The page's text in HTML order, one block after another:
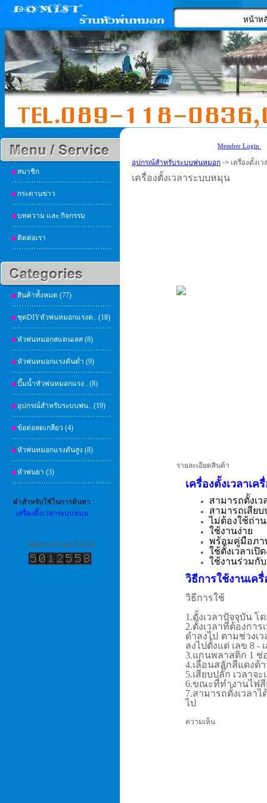
หน้าห
สมาชิก
กระดานข่าว
บทความ และ กิจกรรม
ติดต่อเรา
สินค้าทั้งหมด (77)
ชุดDIYหัวพ่นหมอกแรงด.. (18)
หัวพ่นหมอกสแตนเลส (8)
หัวพ่นหมอกแรงดันต่ำ (9)
ปั๊มน้ำหัวพ่นหมอกแรง.. (8)
อุปกรณ์สำหรับระบบพ่น.. (19)
ข้อต่อลดเกลียว (4)
หัวพ่นหมอกแรงดันสูง (8)
หัวพ่นยา (3)
คำสำหรับใช้ในการค้นหา :
เครื่องตั้งเวลาระบบหมุน
สถิติคนเข้าชมเว็บไซต์
Member Login
อุปกรณ์สำหรับระบบพ่นหมอก -> เครื่องตั้งเ
เครื่องตั้งเวลาระบบหมุน
รายละเอียดสินค้า
เครื่องตั้งเวลาเ
สามารถตั้งเ
สามารถเสียบ
ไม่ต้องใช้ถ่า
ใช้งานง่าย
พร้อมคู่มือภา
ใช้ตั้งเวลาเ
ใช้งานร่วมกับ
วิธีการใช้งานเค
วิธีการใช้
1.ตั้งเวลาปัจจุบัน โ
2.ตั้งเวลาที่ต้องก
ดำลงไป ตามช่วงเ
ลงไปตั้งแต่ เลข 8 -
3.แกนพลาสติก 1 ช่
4.เลื่อนสลักสีแดงด้
5.เสียบปลั๊ก เวลาจ
6.ขณะที่ทำงานไฟ
7.สามารถตั้งเวลา
ไป
ความเห็น